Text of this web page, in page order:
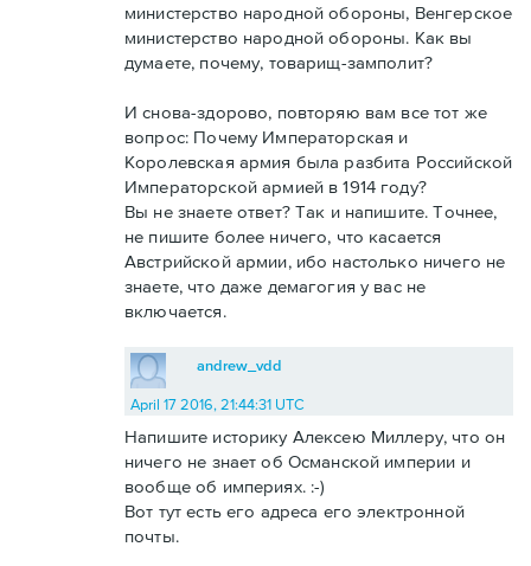
министерство народной обороны, Венгерское
министерство народной обороны. Как вы
думаете, почему, товарищ-замполит?
И снова-здорово, повторяю вам все тот же
вопрос: Почему Императорская и
Королевская армия была разбита Российской
Императорской армией в 1914 году?
Вы не знаете ответ? Так и напишите. Точнее,
не пишите более ничего, что касается
Австрийской армии, ибо настолько ничего не
знаете, что даже демагогия у вас не
включается.
andrew_vdd
April 17 2016, 21:44:31 UTC
Напишите историку Алексею Миллеру, что он
ничего не знает об Османской империи и
вообще об империях. :-)
Вот тут есть его адреса его электронной
почты.